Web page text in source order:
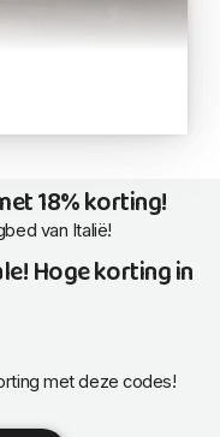
18% korting!
van Italië!
Hoge korting in
met deze codes!